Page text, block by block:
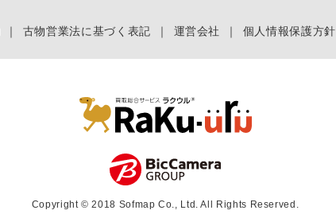
｜ 古物営業法に基づく表記 ｜ 運営会社 ｜ 個人情報保護方針
Copyright © 2018 Sofmap Co., Ltd. All Rights Reserved.